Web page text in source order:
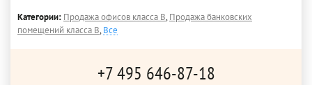
Категории: Продажа офисов класса B,Продажа банковских
помещений класса B,Все
+7 495 646-87-18